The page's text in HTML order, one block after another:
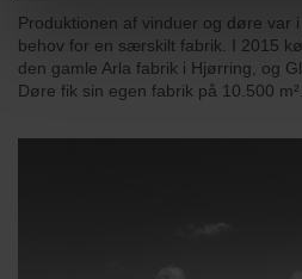
Produktionen af vinduer og døre var
behov for en særskilt fabrik. I 2015
den gamle Arla fabrik i Hjørring, og
Døre fik sin egen fabrik på 10.500 m².